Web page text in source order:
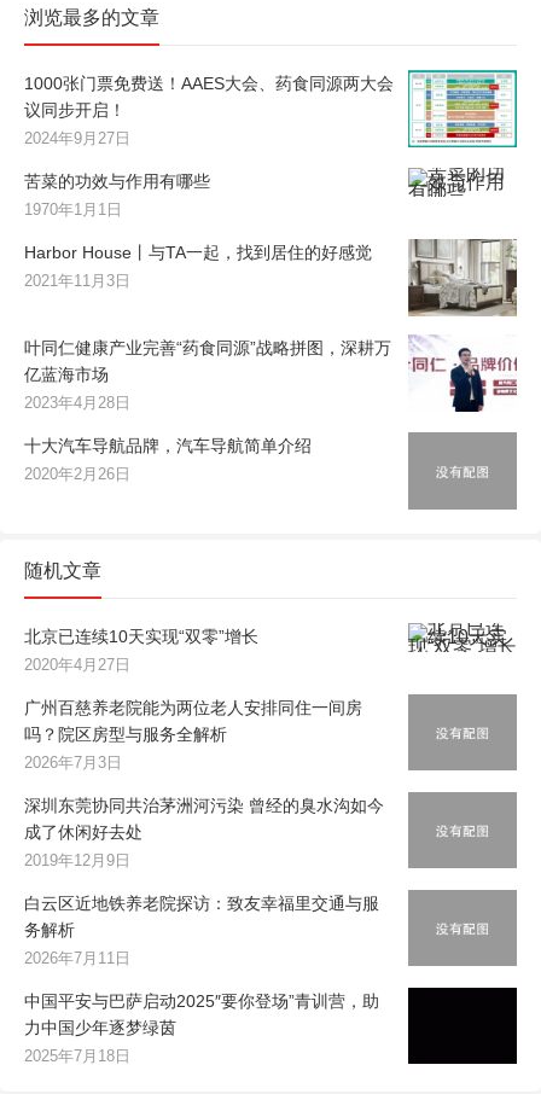
浏览最多的文章
1000张门票免费送！AAES大会、药食同源两大会
议同步开启！
2024年9月27日
苦菜的功效与作用有哪些
1970年1月1日
Harbor House丨与TA一起，找到居住的好感觉
2021年11月3日
叶同仁健康产业完善“药食同源”战略拼图，深耕万
亿蓝海市场
2023年4月28日
十大汽车导航品牌，汽车导航简单介绍
2020年2月26日
随机文章
北京已连续10天实现“双零”增长
2020年4月27日
广州百慈养老院能为两位老人安排同住一间房
吗？院区房型与服务全解析
2026年7月3日
深圳东莞协同共治茅洲河污染 曾经的臭水沟如今
成了休闲好去处
2019年12月9日
白云区近地铁养老院探访：致友幸福里交通与服
务解析
2026年7月11日
中国平安与巴萨启动2025″要你登场”青训营，助
力中国少年逐梦绿茵
2025年7月18日